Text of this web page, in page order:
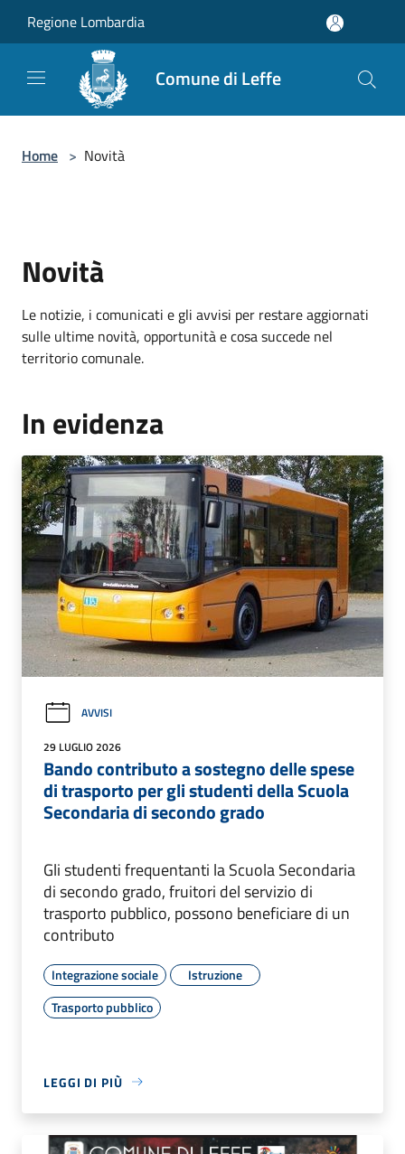
Regione Lombardia
Comune di Leffe
Home > Novità
Novità
Le notizie, i comunicati e gli avvisi per restare aggiornati
sulle ultime novità, opportunità e cosa succede nel
territorio comunale.
In evidenza
AVVISI
29 LUGLIO 2026
Bando contributo a sostegno delle spese
di trasporto per gli studenti della Scuola
Secondaria di secondo grado
Gli studenti frequentanti la Scuola Secondaria
di secondo grado, fruitori del servizio di
trasporto pubblico, possono beneficiare di un
contributo
Integrazione sociale
Istruzione
Trasporto pubblico
LEGGI DI PIÙ